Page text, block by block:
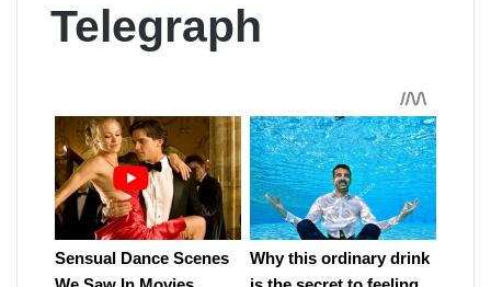
Telegraph